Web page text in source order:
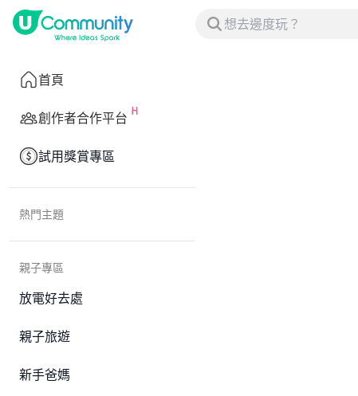
首頁
創作者合作平台
試用獎賞專區
熱門主題
親子專區
放電好去處
親子旅遊
新手爸媽